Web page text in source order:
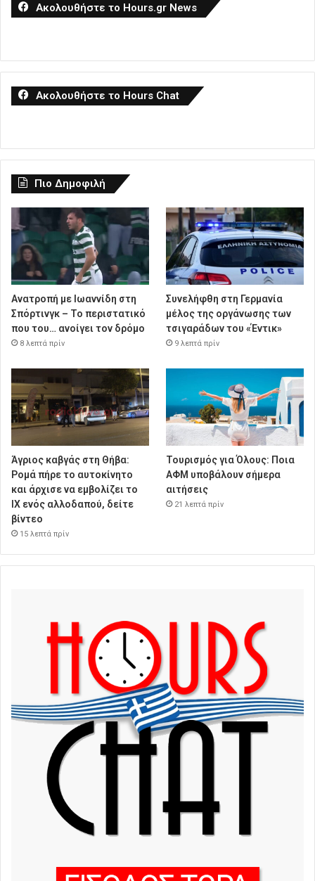
Ακολουθήστε το Hours.gr News
Ακολουθήστε το Hours Chat
Πιο Δημοφιλή
Ανατροπή με Ιωαννίδη στη
Σπόρτινγκ – Το περιστατικό
που του… ανοίγει τον δρόμο
8 λεπτά πρίν
Συνελήφθη στη Γερμανία
μέλος της οργάνωσης των
τσιγαράδων του «Έντικ»
9 λεπτά πρίν
Άγριος καβγάς στη Θήβα:
Ρομά πήρε το αυτοκίνητο
και άρχισε να εμβολίζει το
ΙΧ ενός αλλοδαπού, δείτε
βίντεο
15 λεπτά πρίν
Τουρισμός για Όλους: Ποια
ΑΦΜ υποβάλουν σήμερα
αιτήσεις
21 λεπτά πρίν